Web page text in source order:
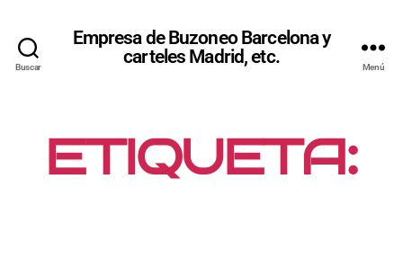
Buscar
Empresa de Buzoneo Barcelona y
carteles Madrid, etc.
Menú
ETIQUETA: